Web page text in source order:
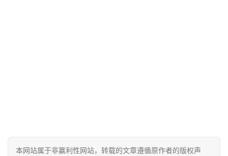
礼
本网站属于非赢利性网站，转载的文章遵循原作者的版权声